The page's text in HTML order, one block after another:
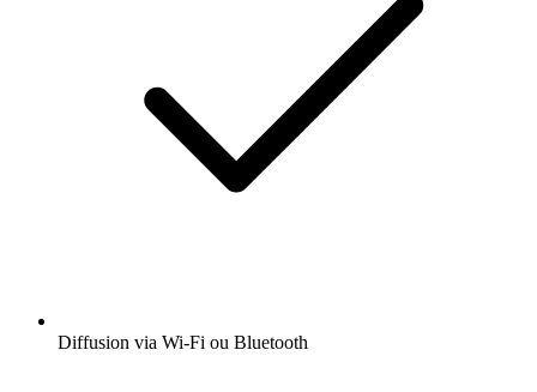
Diffusion via Wi-Fi ou Bluetooth